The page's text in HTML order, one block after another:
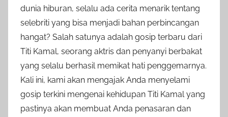
dunia hiburan, selalu ada cerita menarik tentang
selebriti yang bisa menjadi bahan perbincangan
hangat? Salah satunya adalah gosip terbaru dari
Titi Kamal, seorang aktris dan penyanyi berbakat
yang selalu berhasil memikat hati penggemarnya.
Kali ini, kami akan mengajak Anda menyelami
gosip terkini mengenai kehidupan Titi Kamal yang
pastinya akan membuat Anda penasaran dan